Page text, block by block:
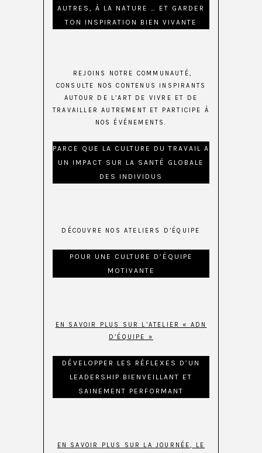
AUTRES, À LA NATURE … ET GARDER
TON INSPIRATION BIEN VIVANTE
REJOINS NOTRE COMMUNAUTÉ,
CONSULTE NOS CONTENUS INSPIRANTS
AUTOUR DE L’ART DE VIVRE ET DE
TRAVAILLER AUTREMENT ET PARTICIPE À
NOS ÉVÉNEMENTS.
PARCE QUE LA CULTURE DU TRAVAIL A
UN IMPACT SUR LA SANTÉ GLOBALE
DES INDIVIDUS
DÉCOUVRE NOS ATELIERS D’ÉQUIPE
POUR UNE CULTURE D’ÉQUIPE
MOTIVANTE
EN SAVOIR PLUS SUR L’ATELIER « ADN
D’ÉQUIPE »
DÉVELOPPER LES RÉFLEXES D’UN
LEADERSHIP BIENVEILLANT ET
SAINEMENT PERFORMANT
EN SAVOIR PLUS SUR LA JOURNÉE, LE